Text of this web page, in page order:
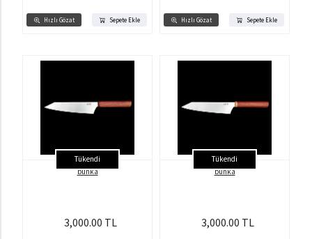
Hızlı Gözat Sepete Ekle Hızlı Gözat Sepete Ekle
Tükendi
bunka
3,000.00 TL
Tükendi
bunka
3,000.00 TL